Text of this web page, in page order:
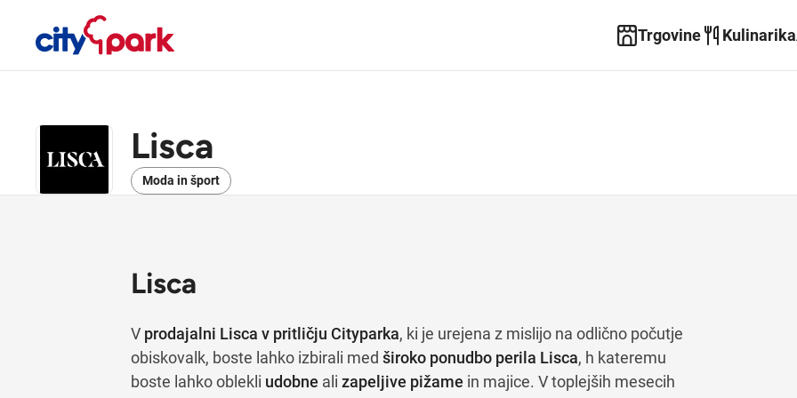
Trgovine Kulinarika
Lisca
Moda in šport
Lisca
V prodajalni Lisca v pritličju Cityparka, ki je urejena z mislijo na odlično počutje
obiskovalk, boste lahko izbirali med široko ponudbo perila Lisca, h kateremu
boste lahko oblekli udobne ali zapeljive pižame in majice. V toplejših mesecih